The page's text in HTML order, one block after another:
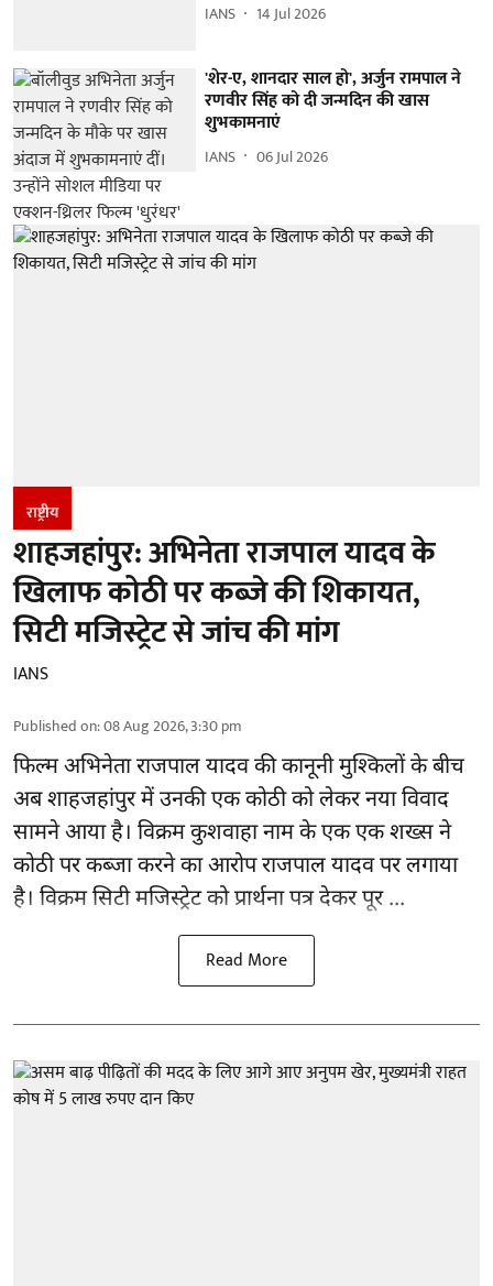
IANS 14 Jul 2026
'शेर-ए, शानदार साल हो', अर्जुन रामपाल ने
रणवीर सिंह को दी जन्मदिन की खास
शुभकामनाएं
IANS 06 Jul 2026
राष्ट्रीय
शाहजहांपुर: अभिनेता राजपाल यादव के
खिलाफ कोठी पर कब्जे की शिकायत,
सिटी मजिस्ट्रेट से जांच की मांग
IANS
Published on:08 Aug 2026, 3:30 pm
फिल्म अभिनेताराजपाल यादवकी कानूनी मुश्किलों के बीच
अब शाहजहांपुर में उनकी एक कोठी को लेकर नया विवाद
सामने आया है। विक्रम कुशवाहा नाम के एक एक शख्स ने
कोठी पर कब्जा करने का आरोप राजपाल यादव पर लगाया
है। विक्रम सिटी मजिस्ट्रेट को प्रार्थना पत्र देकर पूर ...
Read More